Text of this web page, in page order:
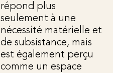
répond plus
seulement à une
nécessité matérielle et
de subsistance, mais
est également perçu
comme un espace